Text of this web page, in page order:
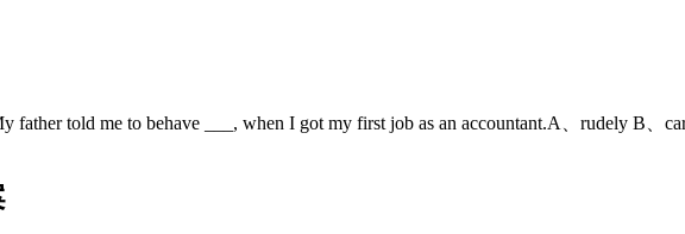
told me to behave ___, when I got my first job as an accountant.A、rudely B